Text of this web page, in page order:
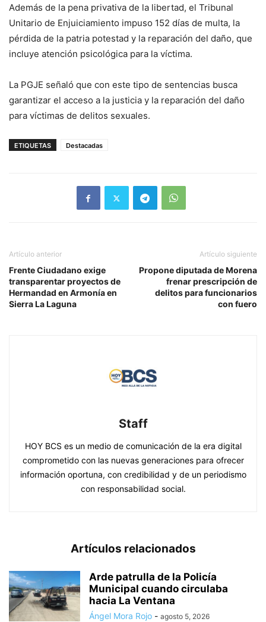
Además de la pena privativa de la libertad, el Tribunal
Unitario de Enjuiciamiento impuso 152 días de multa, la
pérdida de la patria potestad y la reparación del daño, que
incluye atención psicológica para la víctima.
La PGJE señaló que con este tipo de sentencias busca
garantizar el acceso a la justicia y la reparación del daño
para víctimas de delitos sexuales.
ETIQUETAS Destacadas
Artículo anterior
Frente Ciudadano exige
transparentar proyectos de
Hermandad en Armonía en
Sierra La Laguna
Artículo siguiente
Propone diputada de Morena
frenar prescripción de
delitos para funcionarios
con fuero
Staff
HOY BCS es un medio de comunicación de la era digital
comprometido con las nuevas generaciones para ofrecer
información oportuna, con credibilidad y de un periodismo
con responsabilidad social.
Artículos relacionados
Arde patrulla de la Policía
Municipal cuando circulaba
hacia La Ventana
Ángel Mora Rojo - agosto 5, 2026